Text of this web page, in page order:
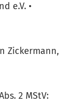
e.V. •
Zickermann,
2 MStV: